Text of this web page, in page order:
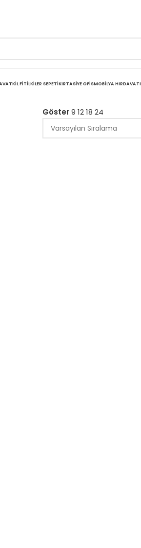
KIL FITILKILER SEPETIKIRTASIYE OFISMOBILYA HIRDAVATI
Göster9121824